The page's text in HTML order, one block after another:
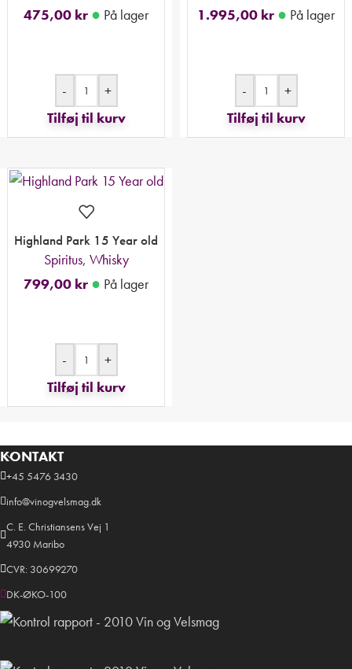
475,00 kr ● På lager
-
+
Tilføj til kurv
1.995,00 kr ● På lager
-
+
Tilføj til kurv
Highland Park 15 Year old
Spiritus, Whisky
799,00 kr ● På lager
-
+
Tilføj til kurv
KONTAKT
+45 5476 3430
info@vinogvelsmag.dk
C. E. Christiansens Vej 1
4930 Maribo
CVR: 30699270
DK-ØKO-100